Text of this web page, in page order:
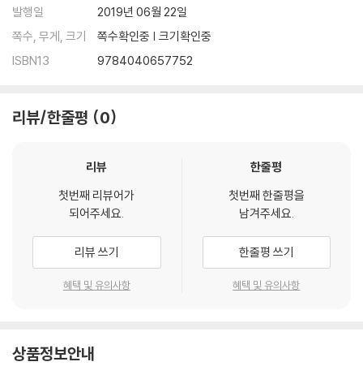
발행일
2019년 06월 22일
쪽수, 무게, 크기
쪽수확인중 | 크기확인중
ISBN13
9784040657752
리뷰/한줄평 0
리뷰
첫번째 리뷰어가
되어주세요.
리뷰 쓰기
혜택 및 유의사항
한줄평
첫번째 한줄평을
남겨주세요.
한줄평 쓰기
혜택 및 유의사항
상품정보안내